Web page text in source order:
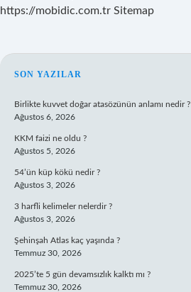
https://mobidic.com.tr Sitemap
SIDEBAR
SON YAZILAR
Birlikte kuvvet doğar atasözünün anlamı nedir ?
Ağustos 6, 2026
KKM faizi ne oldu ?
Ağustos 5, 2026
54’ün küp kökü nedir ?
Ağustos 3, 2026
3 harfli kelimeler nelerdir ?
Ağustos 3, 2026
Şehinşah Atlas kaç yaşında ?
Temmuz 30, 2026
2025’te 5 gün devamsızlık kalktı mı ?
Temmuz 30, 2026